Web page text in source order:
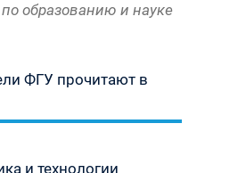
образованию и науке
ФГУ прочитают в
и технологии